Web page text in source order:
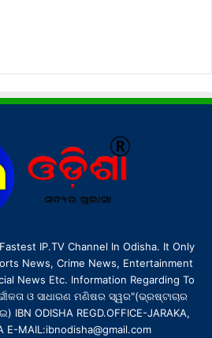
IP.TV Channel In Odisha. It Only
News, Crime News, Entertainment
News Etc. Information Regarding To
ଓ ସାଧାରଣ ମଣିଷର ସ୍ୱର"(ଭ୍ରଷ୍ଟାଚାର
ODISHA REGD.OFFICE-JARAKA,
E-MAIL:ibnodisha@gmail.com